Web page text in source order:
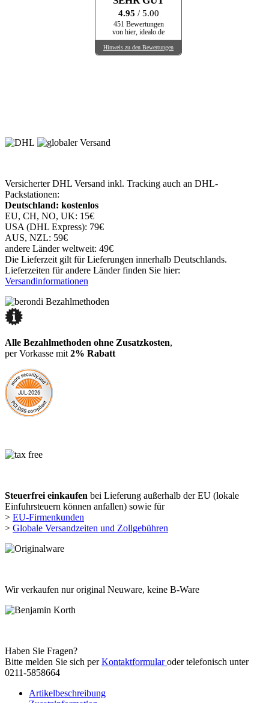
4.95 / 5.00
451 Bewertungen
von hier, idealo.de
Hinweis zu den Bewertungen
Versicherter DHL Versand inkl. Tracking auch an DHL-
Packstationen:
Deutschland: kostenlos
EU, CH, NO, UK: 15€
USA (DHL Express): 79€
AUS, NZL: 59€
andere Länder weltweit: 49€
Die Lieferzeit gilt für Lieferungen innerhalb Deutschlands.
Lieferzeiten für andere Länder finden Sie hier:
Versandinformationen
Alle Bezahlmethoden ohne Zusatzkosten,
per Vorkasse mit 2% Rabatt
Steuerfrei einkaufen bei Lieferung außerhalb der EU (lokale
Einfuhrsteuern können anfallen) sowie für
> EU-Firmenkunden
> Globale Versandzeiten und Zollgebühren
Wir verkaufen nur original Neuware, keine B-Ware
Haben Sie Fragen?
Bitte melden Sie sich perKontaktformularoder telefonisch unter
0211-5858664
Artikelbeschreibung